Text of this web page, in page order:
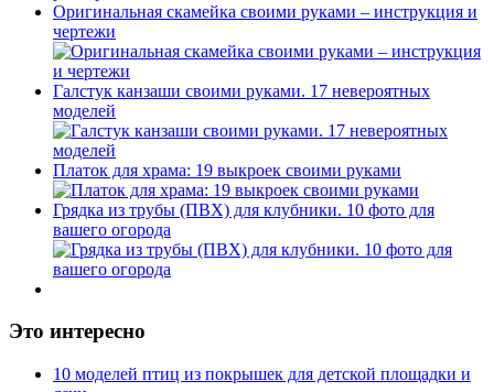
Оригинальная скамейка своими руками – инструкция и
чертежи
Галстук канзаши своими руками. 17 невероятных
моделей
Платок для храма: 19 выкроек своими руками
Грядка из трубы (ПВХ) для клубники. 10 фото для
вашего огорода
Это интересно
10 моделей птиц из покрышек для детской площадки и